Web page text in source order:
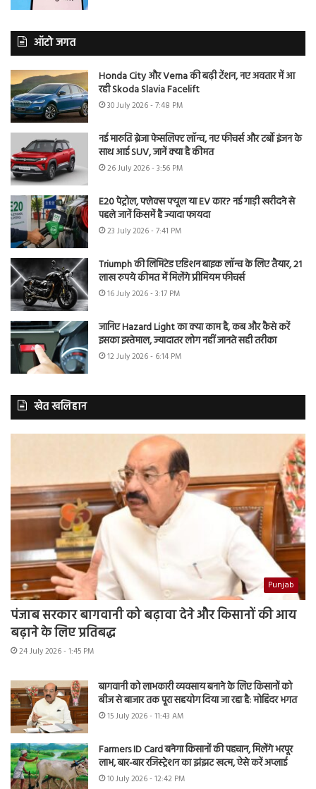
ऑटो जगत
Honda City और Verna की बढ़ी टेंशन, नए अवतार में आ
रही Skoda Slavia Facelift
30 July 2026 - 7:48 PM
नई मारुति ब्रेजा फेसलिफ्ट लॉन्च, नए फीचर्स और टर्बो इंजन के
साथ आई SUV, जानें क्या है कीमत
26 July 2026 - 3:56 PM
E20 पेट्रोल, फ्लेक्स फ्यूल या EV कार? नई गाड़ी खरीदने से
पहले जानें किसमें है ज्यादा फायदा
23 July 2026 - 7:41 PM
Triumph की लिमिटेड एडिशन बाइक लॉन्च के लिए तैयार, 21
लाख रुपये कीमत में मिलेंगे प्रीमियम फीचर्स
16 July 2026 - 3:17 PM
जानिए Hazard Light का क्या काम है, कब और कैसे करें
इसका इस्तेमाल, ज्यादातर लोग नहीं जानते सही तरीका
12 July 2026 - 6:14 PM
खेत खलिहान
Punjab
पंजाब सरकार बागवानी को बढ़ावा देने और किसानों की आय
बढ़ाने के लिए प्रतिबद्ध
24 July 2026 - 1:45 PM
बागवानी को लाभकारी व्यवसाय बनाने के लिए किसानों को
बीज से बाजार तक पूरा सहयोग दिया जा रहा है: मोहिंदर भगत
15 July 2026 - 11:43 AM
Farmers ID Card बनेगा किसानों की पहचान, मिलेंगे भरपूर
लाभ, बार-बार रजिस्ट्रेशन का झंझट खत्म, ऐसे करें अप्लाई
10 July 2026 - 12:42 PM